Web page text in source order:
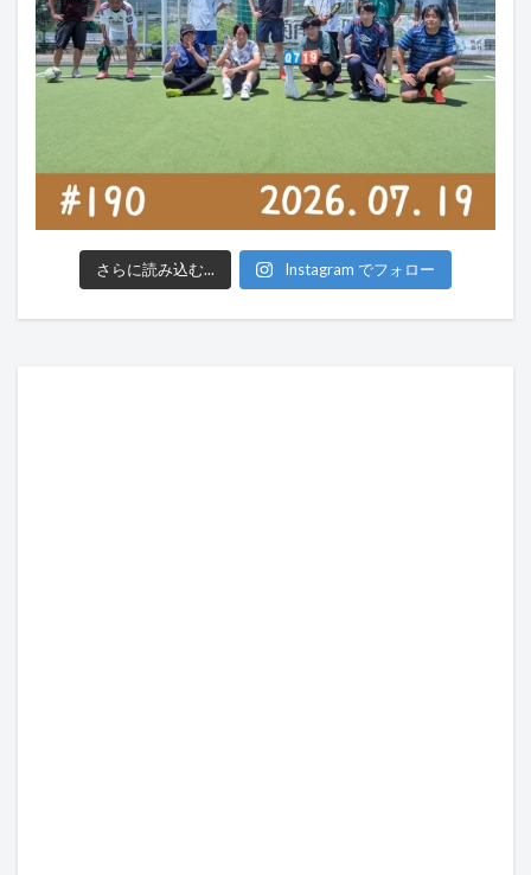
さらに読み込む... Instagram でフォロー